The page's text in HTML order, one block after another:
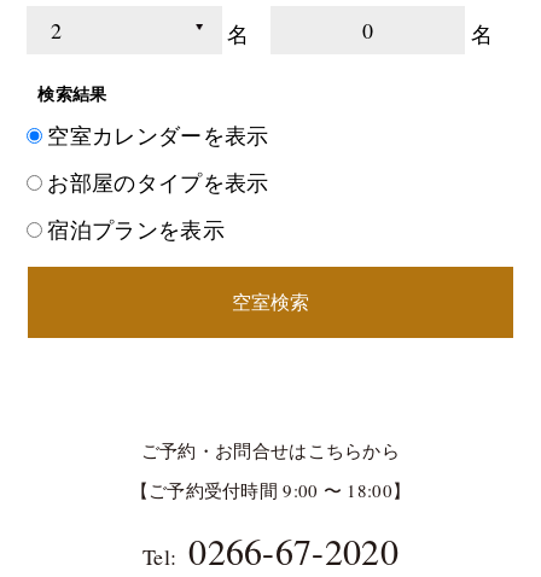
名 0 名
検索結果
空室カレンダーを表示
お部屋のタイプを表示
宿泊プランを表示
空室検索
ご予約・お問合せはこちらから
【ご予約受付時間 9:00 〜 18:00】
Tel: 0266-67-2020